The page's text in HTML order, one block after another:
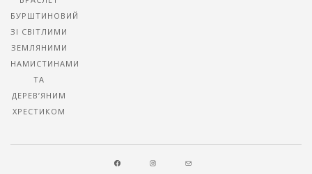
БУРШТИНОВИЙ
ЗІ СВІТЛИМИ
ЗЕМЛЯНИМИ
НАМИСТИНАМИ
ТА
ДЕРЕВ’ЯНИМ
ХРЕСТИКОМ
FACEBOOKINSTAGRAMMAIL